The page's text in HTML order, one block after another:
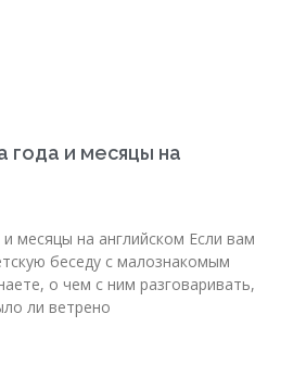
года и месяцы на
месяцы на английском Если вам
беседу с малознакомым
о чем с ним разговаривать,
ли ветрено